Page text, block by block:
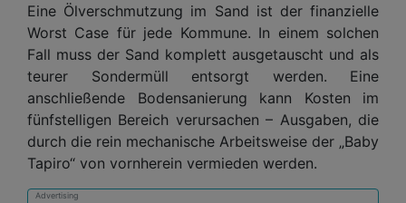
Eine Ölverschmutzung im Sand ist der finanzielle
Worst Case für jede Kommune. In einem solchen
Fall muss der Sand komplett ausgetauscht und als
teurer Sondermüll entsorgt werden. Eine
anschließende Bodensanierung kann Kosten im
fünfstelligen Bereich verursachen – Ausgaben, die
durch die rein mechanische Arbeitsweise der „Baby
Tapiro“ von vornherein vermieden werden.
Advertising